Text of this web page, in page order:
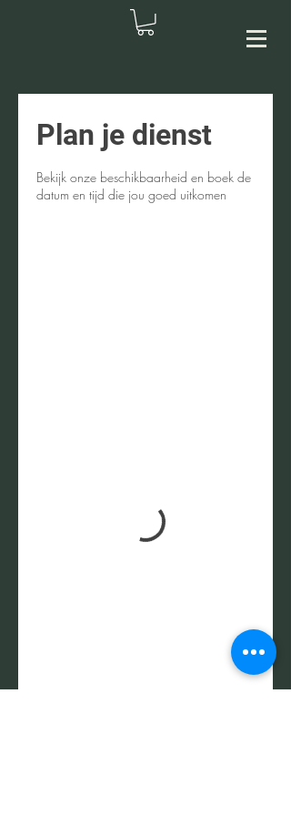
Plan je dienst
Bekijk onze beschikbaarheid en boek de
datum en tijd die jou goed uitkomen